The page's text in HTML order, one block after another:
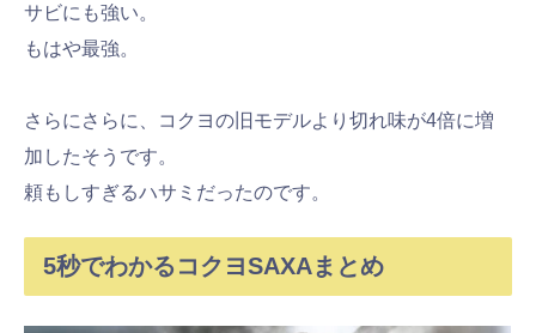
サビにも強い。
もはや最強。
さらにさらに、コクヨの旧モデルより切れ味が4倍に増
加したそうです。
頼もしすぎるハサミだったのです。
5秒でわかるコクヨSAXAまとめ